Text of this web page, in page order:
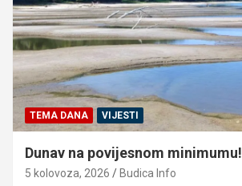
TEMA DANA VIJESTI
Dunav na povijesnom minimumu!
5 kolovoza, 2026 Budica Info